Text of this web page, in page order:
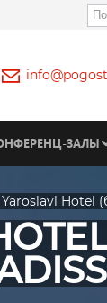
ЗАЛЫ
Hotel